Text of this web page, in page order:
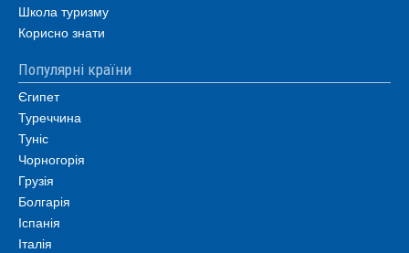
Школа туризму
Корисно знати
Популярні країни
Єгипет
Туреччина
Туніс
Чорногорія
Грузія
Болгарія
Іспанія
Італія